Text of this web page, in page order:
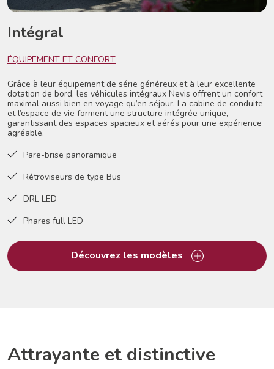
Intégral
ÉQUIPEMENT ET CONFORT
Grâce à leur équipement de série généreux et à leur excellente
dotation de bord, les véhicules intégraux Nevis offrent un confort
maximal aussi bien en voyage qu’en séjour. La cabine de conduite
et l’espace de vie forment une structure intégrée unique,
garantissant des espaces spacieux et aérés pour une expérience
agréable.
Pare-brise panoramique
Rétroviseurs de type Bus
DRL LED
Phares full LED
Découvrez les modèles
Attrayante et distinctive